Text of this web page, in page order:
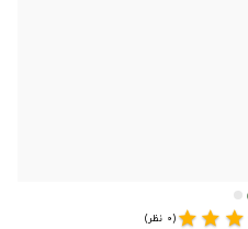
star
star
star(0 نظر)